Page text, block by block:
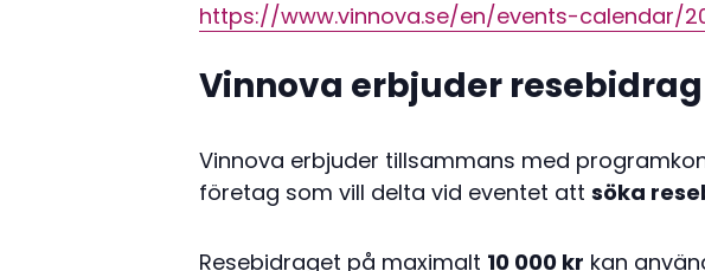
https://www.vinnova.se/en/events-calendar/
Vinnova erbjuder
Vinnova erbjuder tillsammans med
företag som vill delta vid eventet att söka
Resebidraget på maximalt 10 000 kr kan